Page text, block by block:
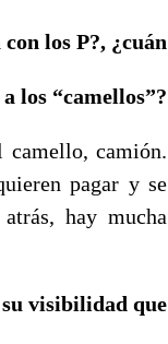
los P?, ¿cuán
los “camellos”?
camello, camión.
pagar y se
hay mucha
visibilidad que